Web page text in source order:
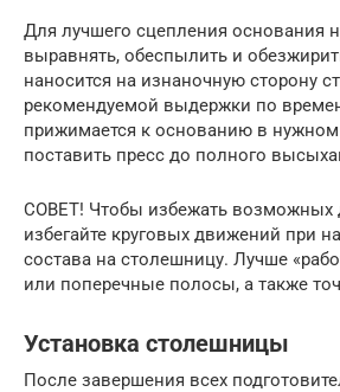
Для лучшего сцепления основания
выравнять, обеспылить и
наносится на изнаночную сторону
рекомендуемой выдержки по
прижимается к основанию в
поставить пресс до полного
СОВЕТ! Чтобы избежать возможных
избегайте круговых движений при
состава на столешницу. Лучше
или поперечные полосы, а также
Установка столешницы
После завершения всех